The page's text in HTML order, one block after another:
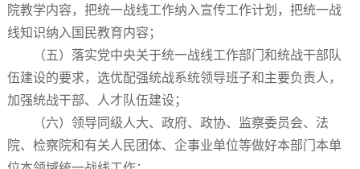
院教学内容，把统一战线工作纳入宣传工作计划，把统一战
线知识纳入国民教育内容；
（五）落实党中央关于统一战线工作部门和统战干部队
伍建设的要求，选优配强统战系统领导班子和主要负责人，
加强统战干部、人才队伍建设；
（六）领导同级人大、政府、政协、监察委员会、法
院、检察院和有关人民团体、企事业单位等做好本部门本单